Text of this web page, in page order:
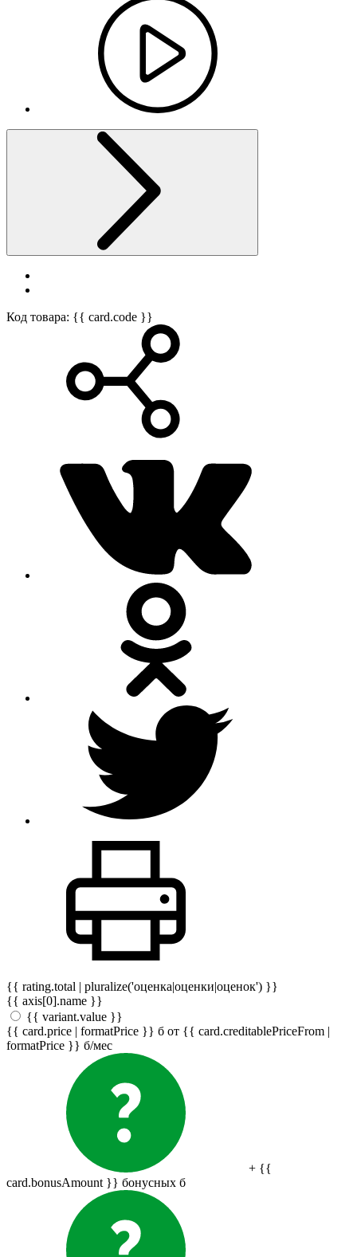
Код товара: {{ card.code }}
{{ rating.total | pluralize('оценка|оценки|оценок') }}
{{ axis[0].name }}
{{ variant.value }}
{{ card.price | formatPrice }} б от {{ card.creditablePriceFrom |
formatPrice }} б/мес
+ {{
card.bonusAmount }} бонусных б